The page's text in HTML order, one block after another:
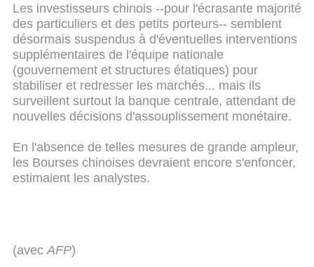
Les investisseurs chinois --pour l'écrasante majorité
des particuliers et des petits porteurs-- semblent
désormais suspendus à d'éventuelles interventions
supplémentaires de l'équipe nationale
(gouvernement et structures étatiques) pour
stabiliser et redresser les marchés... mais ils
surveillent surtout la banque centrale, attendant de
nouvelles décisions d'assouplissement monétaire.
En l'absence de telles mesures de grande ampleur,
les Bourses chinoises devraient encore s'enfoncer,
estimaient les analystes.
(avec AFP)